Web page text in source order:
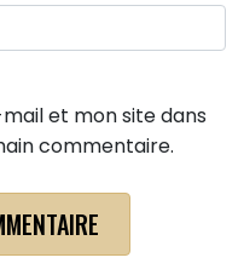
et mon site dans
commentaire.